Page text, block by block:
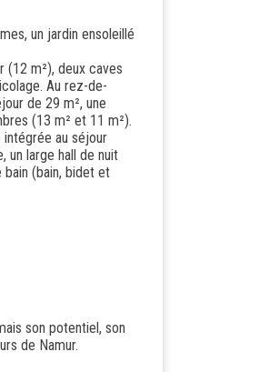
un jardin ensoleillé
(12 m²), deux caves
Au rez-de-
de 29 m², une
(13 m² et 11 m²).
intégrée au séjour
un large hall de nuit
(bain, bidet et
son potentiel, son
de Namur.